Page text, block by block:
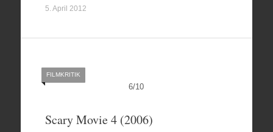
5. April 2012
6/10
FILMKRITIK
Scary Movie 4 (2006)